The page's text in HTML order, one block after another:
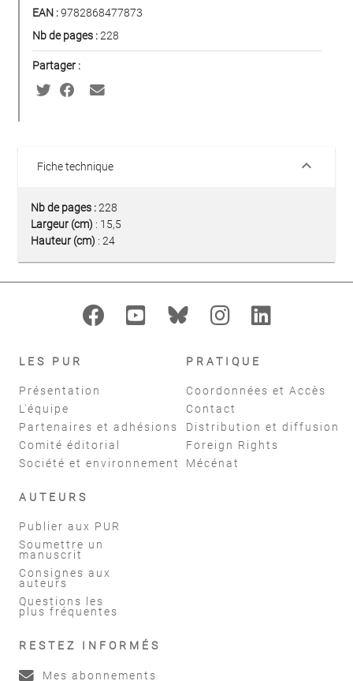
EAN :9782868477873
Nb de pages :228
Partager :
Fiche technique keyboard_arrow_down
Nb de pages :228
Largeur (cm) : 15,5
Hauteur (cm) : 24
LES PUR
Présentation
L'équipe
Partenaires et adhésions
Comité éditorial
Société et environnement
PRATIQUE
Coordonnées et Accès
Contact
Distribution et diffusion
Foreign Rights
Mécénat
AUTEURS
Publier aux PUR
Soumettre un
manuscrit
Consignes aux
auteurs
Questions les
plus fréquentes
RESTEZ INFORMÉS
Mes abonnements